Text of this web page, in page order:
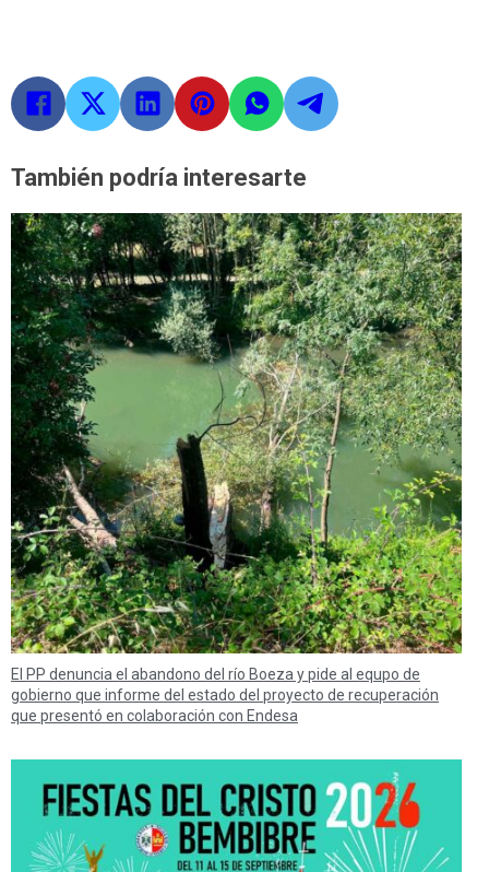
También podría interesarte
El PP denuncia el abandono del río Boeza y pide al equpo de
gobierno que informe del estado del proyecto de recuperación
que presentó en colaboración con Endesa